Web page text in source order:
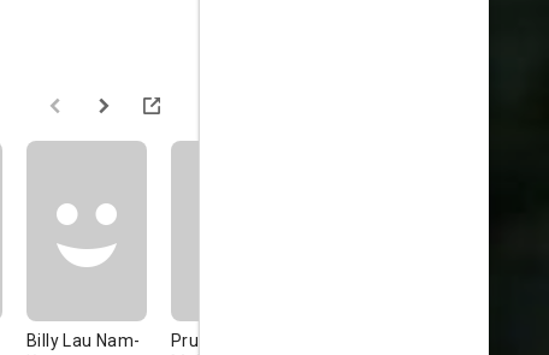
Billy Lau Nam-
Prudence Liew